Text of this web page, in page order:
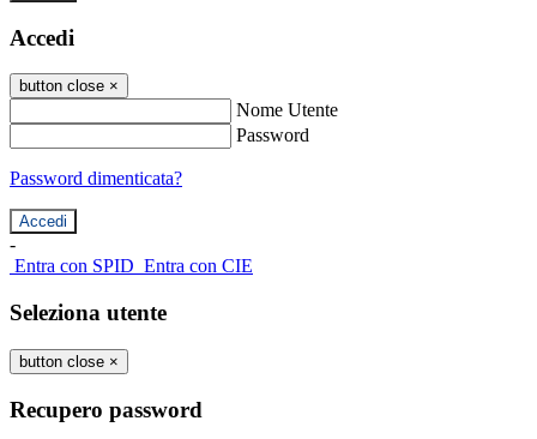
Accedi
button close ×
Nome Utente
Password
Password dimenticata?
-
Entra con SPID Entra con CIE
Seleziona utente
button close ×
Recupero password